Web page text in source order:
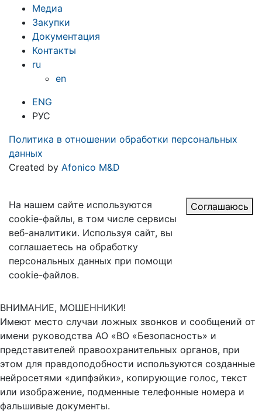
Медиа
Закупки
Документация
Контакты
ru
en
ENG
РУС
Политика в отношении обработки персональных
данных
Created by Afonico M&D
На нашем сайте используются
cookie-файлы, в том числе сервисы
веб-аналитики. Используя сайт, вы
соглашаетесь на обработку
персональных данных при помощи
cookie-файлов.
Соглашаюсь
ВНИМАНИЕ, МОШЕННИКИ!
Имеют место случаи ложных звонков и сообщений от
имени руководства АО «ВО «Безопасность» и
представителей правоохранительных органов, при
этом для правдоподобности используются созданные
нейросетями «дипфэйки», копирующие голос, текст
или изображение, подменные телефонные номера и
фальшивые документы.